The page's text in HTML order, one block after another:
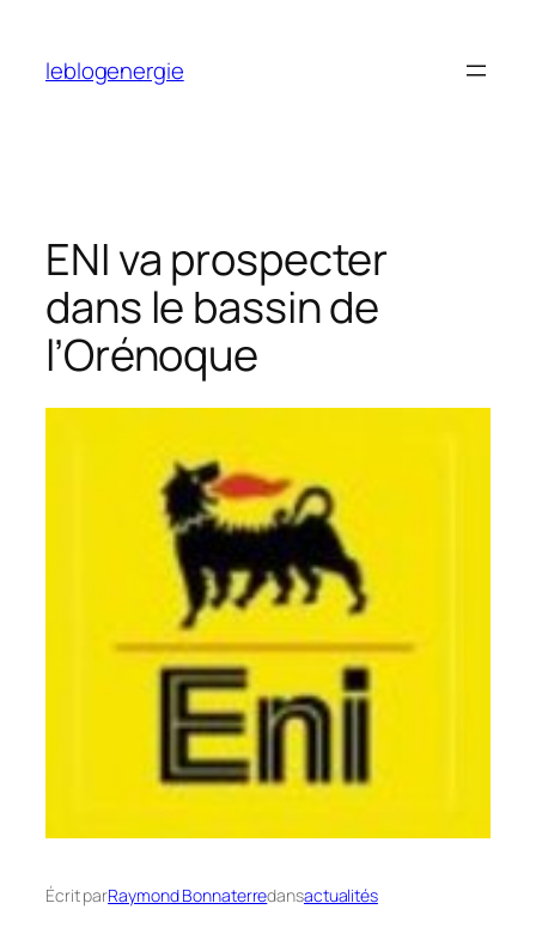
contenu
leblogenergie
ENI va prospecter
dans le bassin de
l’Orénoque
Écrit parRaymond Bonnaterredansactualités